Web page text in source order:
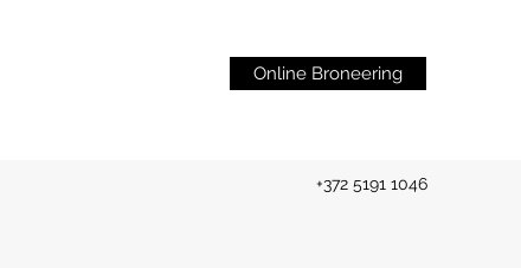
Online Broneering
+372 5191 1046